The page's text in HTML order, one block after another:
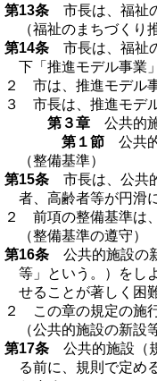
第13条 市長は、福祉
（福祉のまちづくり
第14条 市長は、福祉
下「推進モデル事業
２ 市は、推進モデル
３ 市長は、推進モデ
第３章 公共的
第１節 公共
（整備基準）
第15条 市長は、公共
者、高齢者等が円滑
２ 前項の整備基準は
（整備基準の遵守）
第16条 公共的施設の
等」という。）をし
せることが著しく困
２ この章の規定の施
（公共的施設の新設
第17条 公共的施設（
る前に、規則で定め